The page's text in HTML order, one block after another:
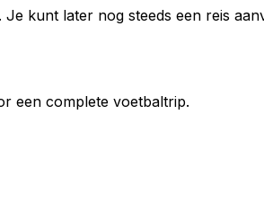
kunt later nog steeds een reis
een complete voetbaltrip.